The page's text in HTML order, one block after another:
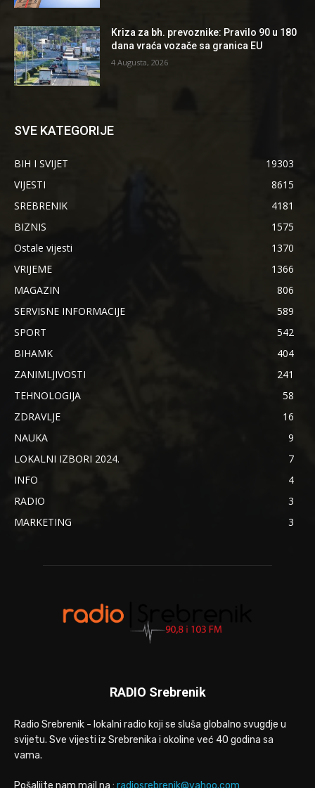
Kriza za bh. prevoznike: Pravilo 90 u 180
dana vraća vozače sa granica EU
4 Augusta, 2026
SVE KATEGORIJE
BIH I SVIJET
19303
VIJESTI
8615
SREBRENIK
4181
BIZNIS
1575
Ostale vijesti
1370
VRIJEME
1366
MAGAZIN
806
SERVISNE INFORMACIJE
589
SPORT
542
BIHAMK
404
ZANIMLJIVOSTI
241
TEHNOLOGIJA
58
ZDRAVLJE
16
NAUKA
9
LOKALNI IZBORI 2024.
7
INFO
4
RADIO
3
MARKETING
3
RADIO Srebrenik
Radio Srebrenik - lokalni radio koji se sluša globalno svugdje u
svijetu. Sve vijesti iz Srebrenika i okoline već 40 godina sa
vama.